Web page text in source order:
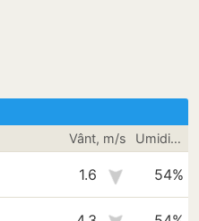
Vânt, m/s Umiditate
1.6 54%